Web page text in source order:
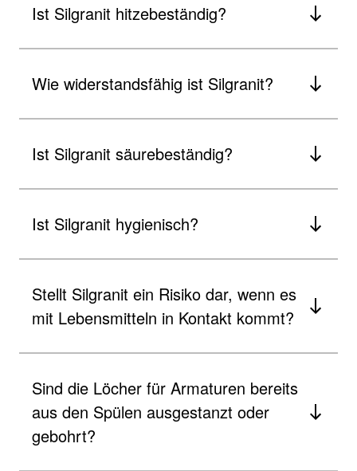
Ist Silgranit hitzebeständig?
Wie widerstandsfähig ist Silgranit?
Ist Silgranit säurebeständig?
Ist Silgranit hygienisch?
Stellt Silgranit ein Risiko dar, wenn es
mit Lebensmitteln in Kontakt kommt?
Sind die Löcher für Armaturen bereits
aus den Spülen ausgestanzt oder
gebohrt?